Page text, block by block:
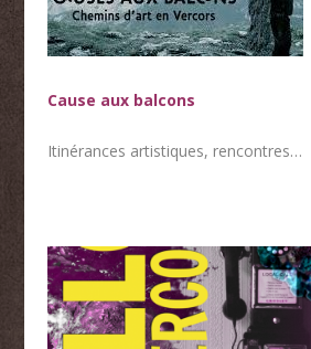
Cause aux balcons
Itinérances artistiques, rencontres…